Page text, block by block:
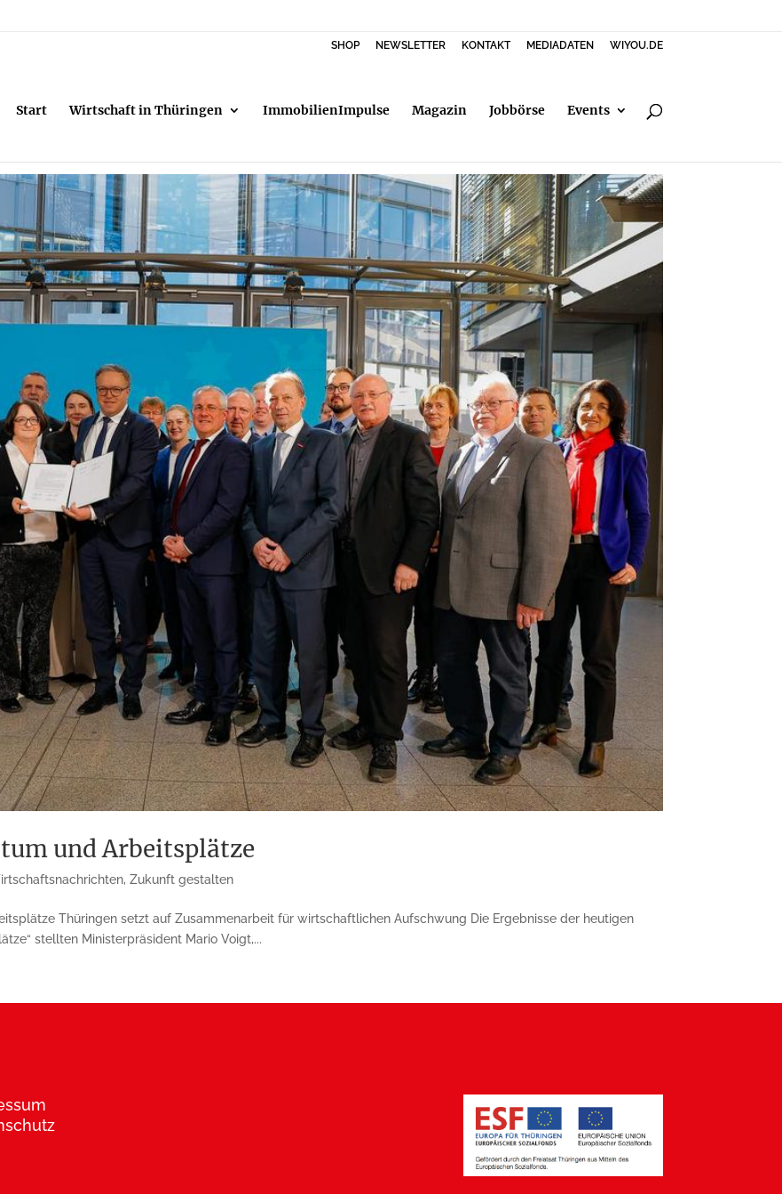
SHOP NEWSLETTER KONTAKT MEDIADATEN WIYOU.DE
Start Wirtschaft in Thüringen ImmobilienImpulse Magazin Jobbörse Events
und Arbeitsplätze
,Zukunft gestalten
Thüringen setzt auf Zusammenarbeit für wirtschaftlichen Aufschwung Die Ergebnisse der heutigen
stellten Ministerpräsident Mario Voigt,...